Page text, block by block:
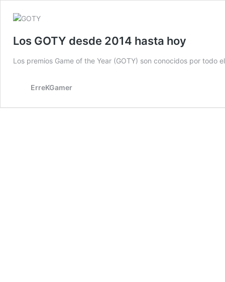
Los GOTY desde 2014 hasta hoy
Los premios Game of the Year (GOTY) son conocidos por
ErreKGamer